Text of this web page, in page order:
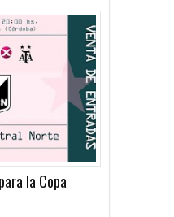
la Copa